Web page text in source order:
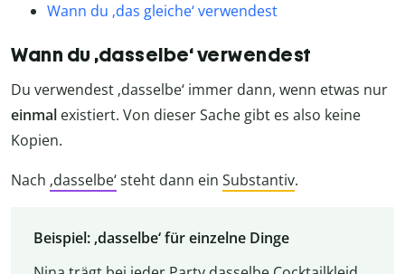
Wann du ‚das gleiche‘ verwendest
Wann du ‚dasselbe‘ verwendest
Du verwendest ‚dasselbe‘ immer dann, wenn etwas nur
einmal existiert. Von dieser Sache gibt es also keine
Kopien.
Nach ‚dasselbe‘steht dann ein Substantiv.
Beispiel: ‚dasselbe‘ für einzelne Dinge